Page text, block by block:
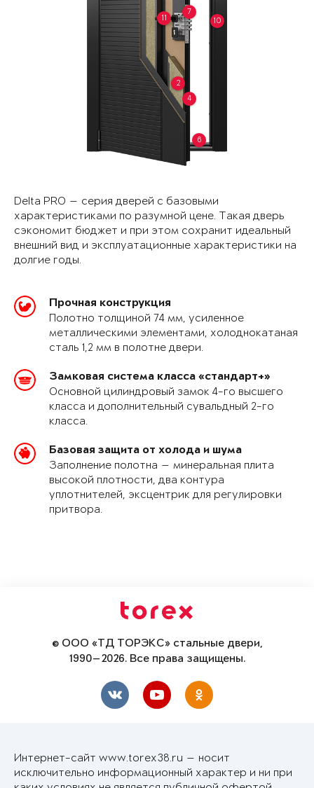
2
4
6
7
10
11
Delta PRO — серия дверей с базовыми
характеристиками по разумной цене. Такая дверь
сэкономит бюджет и при этом сохранит идеальный
внешний вид и эксплуатационные характеристики на
долгие годы.
Прочная конструкция
Полотно толщиной 74 мм, усиленное
металлическими элементами, холоднокатаная
сталь 1,2 мм в полотне двери.
Замковая система класса «стандарт+»
Основной цилиндровый замок 4-го высшего
класса и дополнительный сувальдный 2-го
класса.
Базовая защита от холода и шума
Заполнение полотна — минеральная плита
высокой плотности, два контура
уплотнителей, эксцентрик для регулировки
притвора.
© ООО «ТД ТОРЭКС» стальные двери,
1990—2026. Все права защищены.
Интернет-сайт www.torex38.ru — носит
исключительно информационный характер и ни при